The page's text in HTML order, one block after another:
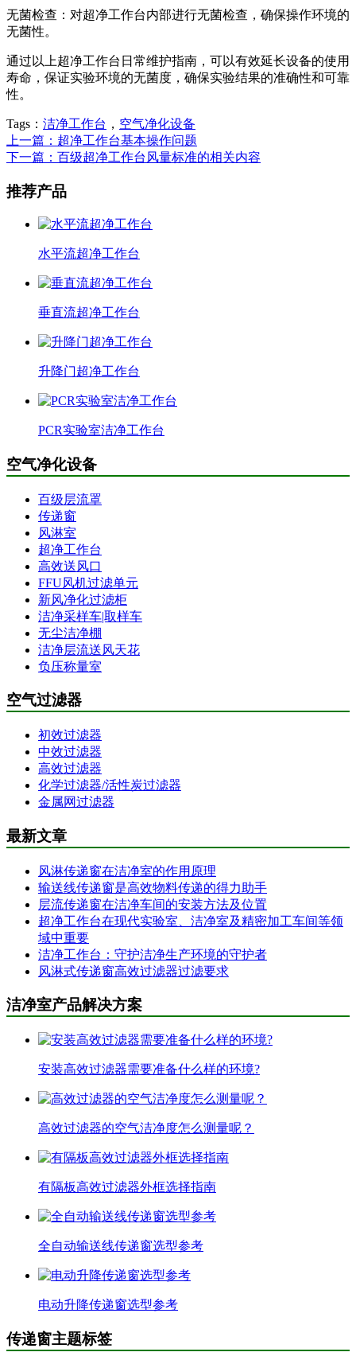
无菌检查：对超净工作台内部进行无菌检查，确保操作环境的
无菌性。
通过以上超净工作台日常维护指南，可以有效延长设备的使用
寿命，保证实验环境的无菌度，确保实验结果的准确性和可靠
性。
Tags： 洁净工作台 ， 空气净化设备
上一篇：超净工作台基本操作问题
下一篇：百级超净工作台风量标准的相关内容
推荐产品
水平流超净工作台
垂直流超净工作台
升降门超净工作台
PCR实验室洁净工作台
空气净化设备
百级层流罩
传递窗
风淋室
超净工作台
高效送风口
FFU风机过滤单元
新风净化过滤柜
洁净采样车|取样车
无尘洁净棚
洁净层流送风天花
负压称量室
空气过滤器
初效过滤器
中效过滤器
高效过滤器
化学过滤器/活性炭过滤器
金属网过滤器
最新文章
风淋传递窗在洁净室的作用原理
输送线传递窗是高效物料传递的得力助手
层流传递窗在洁净车间的安装方法及位置
超净工作台在现代实验室、洁净室及精密加工车间等领
域中重要
洁净工作台：守护洁净生产环境的守护者
风淋式传递窗高效过滤器过滤要求
洁净室产品解决方案
安装高效过滤器需要准备什么样的环境?
高效过滤器的空气洁净度怎么测量呢？
有隔板高效过滤器外框选择指南
全自动输送线传递窗选型参考
电动升降传递窗选型参考
传递窗主题标签